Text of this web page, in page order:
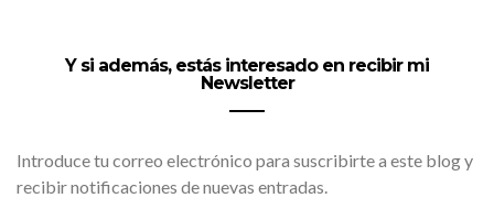
Y si además, estás interesado en recibir mi
Newsletter
Introduce tu correo electrónico para suscribirte a este blog y
recibir notificaciones de nuevas entradas.